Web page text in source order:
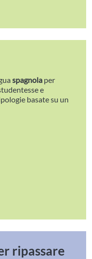
spagnola per
e
basate su un
ripassare